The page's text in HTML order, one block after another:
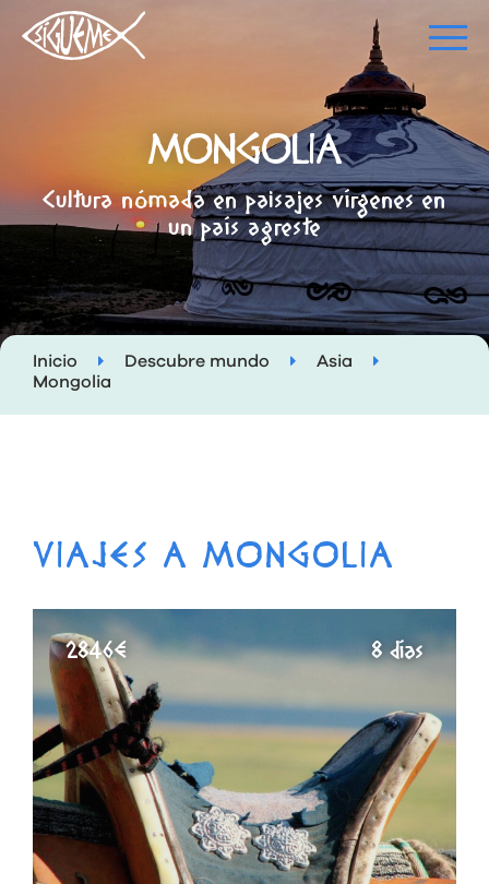
MONGOLIA
Cultura nómada en paisajes vírgenes en
un país agreste
Inicio Descubre mundo
Asia
Mongolia
VIAJES A MONGOLIA
2846€ 8 días